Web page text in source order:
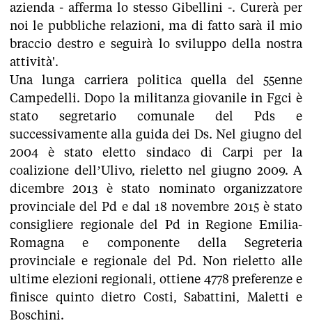
azienda - afferma lo stesso Gibellini -. Curerà per
noi le pubbliche relazioni, ma di fatto sarà il mio
braccio destro e seguirà lo sviluppo della nostra
attività'.
Una lunga carriera politica quella del 55enne
Campedelli. Dopo la militanza giovanile in Fgci è
stato segretario comunale del Pds e
successivamente alla guida dei Ds. Nel giugno del
2004 è stato eletto sindaco di Carpi per la
coalizione dell’Ulivo, rieletto nel giugno 2009. A
dicembre 2013 è stato nominato organizzatore
provinciale del Pd e dal 18 novembre 2015 è stato
consigliere regionale del Pd in Regione Emilia-
Romagna e componente della Segreteria
provinciale e regionale del Pd. Non rieletto alle
ultime elezioni regionali, ottiene 4778 preferenze e
finisce quinto dietro Costi, Sabattini, Maletti e
Boschini.